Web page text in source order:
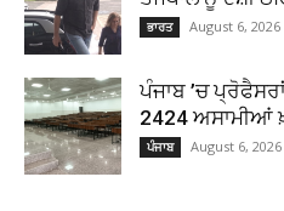
ਭਾਰਤ August 6, 2026
ਪੰਜਾਬ ’ਚ
2424 ਅਸਾਮੀਆਂ
ਪੰਜਾਬ August 6, 2026